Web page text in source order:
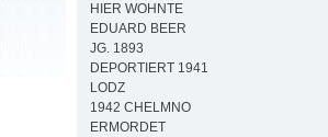
HIER WOHNTE
EDUARD BEER
JG. 1893
DEPORTIERT 1941
LODZ
1942 CHELMNO
ERMORDET